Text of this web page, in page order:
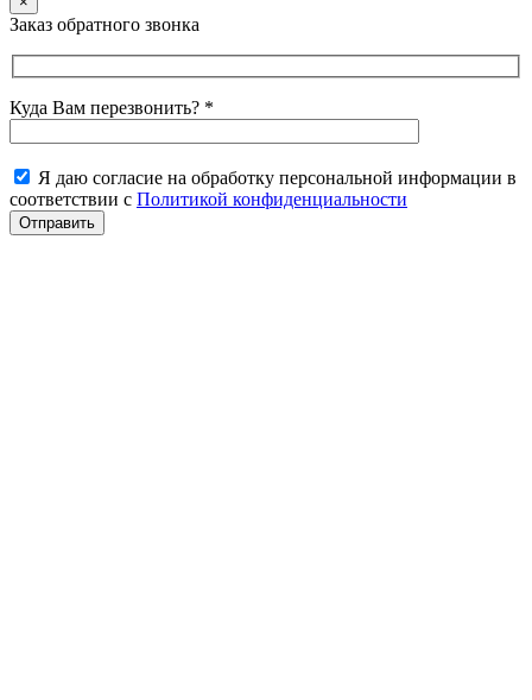
Заказ обратного звонка
Куда Вам перезвонить? *
Я даю согласие на обработку персональной информации в
соответствии с Политикой конфиденциальности